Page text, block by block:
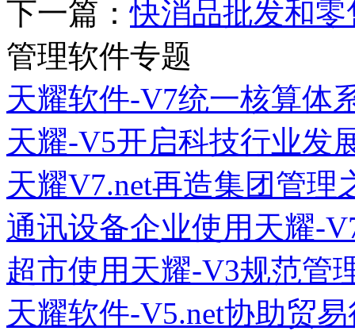
下一篇：快消品批发和
管理软件专题
天耀软件-V7统一核算体
天耀-V5开启科技行业发
天耀V7.net再造集团管理
通讯设备企业使用天耀-
超市使用天耀-V3规范管
天耀软件-V5.net协助贸